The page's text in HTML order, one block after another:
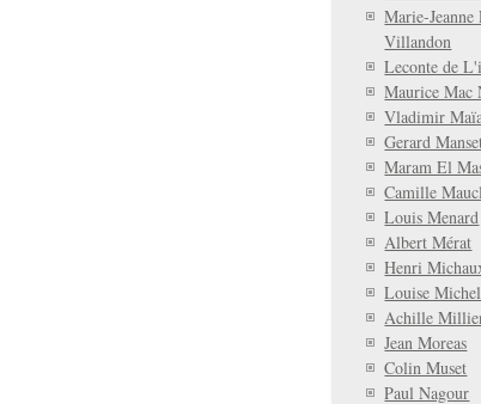
Marie-
Villandon
Leconte de
Maurice Mac
Vladimir
Gerard
Maram El
Camille
Louis Menard
Albert Mérat
Henri
Louise Michel
Achille
Jean Moreas
Colin Muset
Paul Nagour